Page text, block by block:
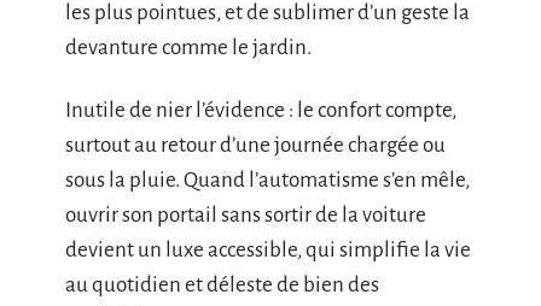
les plus pointues, et de sublimer d’un geste la
devanture comme le jardin.
Inutile de nier l’évidence : le confort compte,
surtout au retour d’une journée chargée ou
sous la pluie. Quand l’automatisme s’en mêle,
ouvrir son portail sans sortir de la voiture
devient un luxe accessible, qui simplifie la vie
au quotidien et déleste de bien des